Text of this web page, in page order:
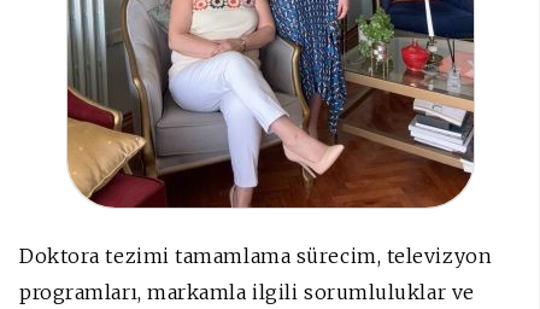
Doktora tezimi tamamlama sürecim, televizyon
programları, markamla ilgili sorumluluklar ve